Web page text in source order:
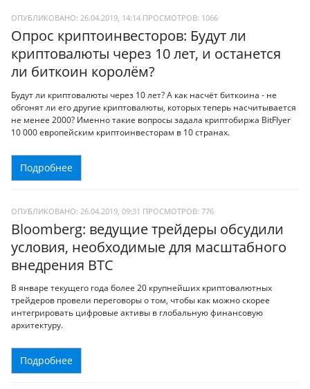
ОПУБЛИКОВАНО: 26.04.2019, 14:14 ПРОСМОТРОВ: 1066
Опрос криптоинвесторов: Будут ли
криптовалюты через 10 лет, и останется
ли биткоин королём?
Будут ли криптовалюты через 10 лет? А как насчёт биткоина - не
обгонят ли его другие криптовалюты, которых теперь насчитывается
не менее 2000? Именно такие вопросы задала криптобиржа BitFlyer
10 000 европейским криптоинвесторам в 10 странах.
Подробнее
ОПУБЛИКОВАНО: 26.04.2019, 09:31 ПРОСМОТРОВ: 776
Bloomberg: ведущие трейдеры обсудили
условия, необходимые для масштабного
внедрения BTC
В январе текущего года более 20 крупнейших криптовалютных
трейдеров провели переговоры о том, чтобы как можно скорее
интегрировать цифровые активы в глобальную финансовую
архитектуру.
Подробнее